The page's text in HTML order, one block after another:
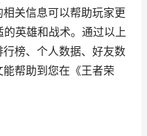
关信息可以帮助玩家更
英雄和战术。通过以上
榜、个人数据、好友数
帮助到您在《王者荣